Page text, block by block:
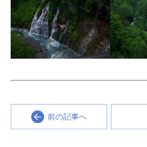
前の記事へ